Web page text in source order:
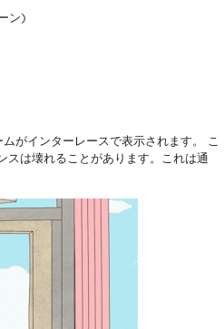
ン)
がインターレースで表示されます。 こ
スは壊れることがあります。これは通